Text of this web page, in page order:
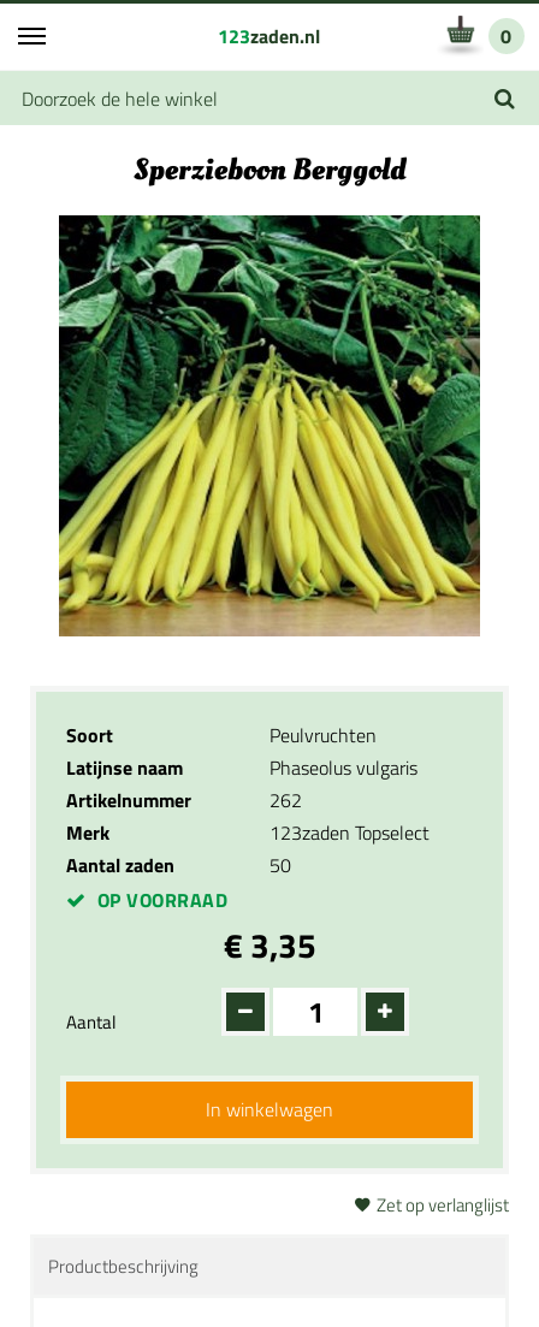
123zaden.nl 0
Sperzieboon Berggold
Soort
Peulvruchten
Latijnse naam
Phaseolus vulgaris
Artikelnummer
262
Merk
123zaden Topselect
Aantal zaden
50
OP VOORRAAD
€ 3,35
Aantal
In winkelwagen
Zet op verlanglijst
Productbeschrijving